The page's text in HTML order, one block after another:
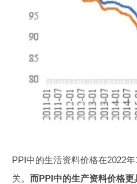
PPI中的生活资料价格在2022
关。 而PPI中的生产资料价格